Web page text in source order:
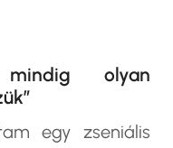
olyan
egy zseniális